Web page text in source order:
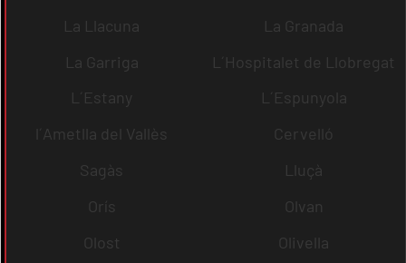
La Llacuna
La Granada
La Garriga
L´Hospitalet de Llobregat
L´Estany
L´Espunyola
l´Ametlla del Vallès
Cervelló
Sagàs
Lluçà
Orís
Olvan
Olost
Olivella